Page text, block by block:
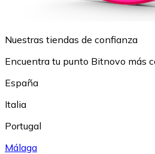
Nuestras tiendas de confianza
Encuentra tu punto Bitnovo más
España
Italia
Portugal
Málaga